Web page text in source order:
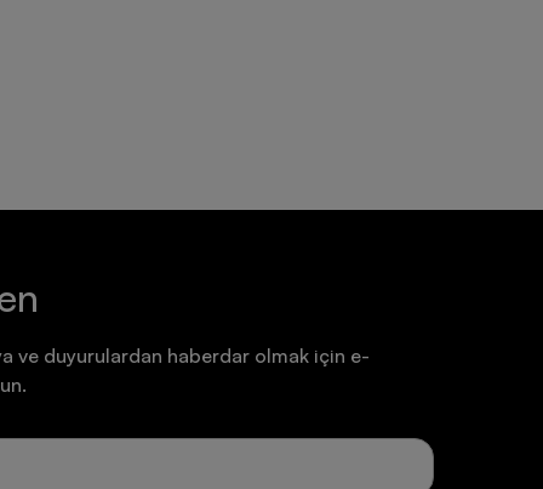
ve duyurulardan haberdar olmak için e-